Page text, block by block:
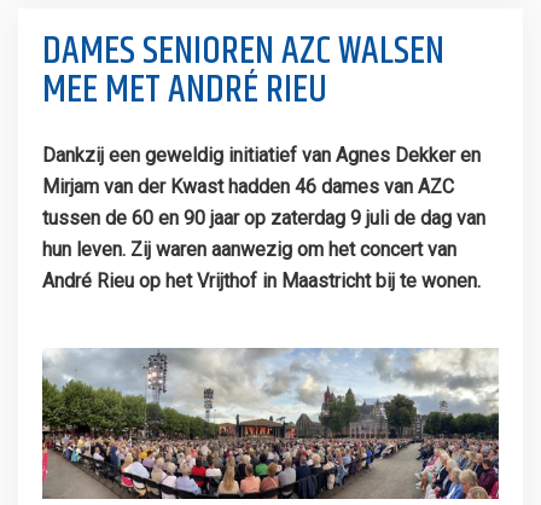
DAMES SENIOREN AZC WALSEN
MEE MET ANDRÉ RIEU
Dankzij een geweldig initiatief van Agnes Dekker en
Mirjam van der Kwast hadden 46 dames van AZC
tussen de 60 en 90 jaar op zaterdag 9 juli de dag van
hun leven. Zij waren aanwezig om het concert van
André Rieu op het Vrijthof in Maastricht bij te wonen.